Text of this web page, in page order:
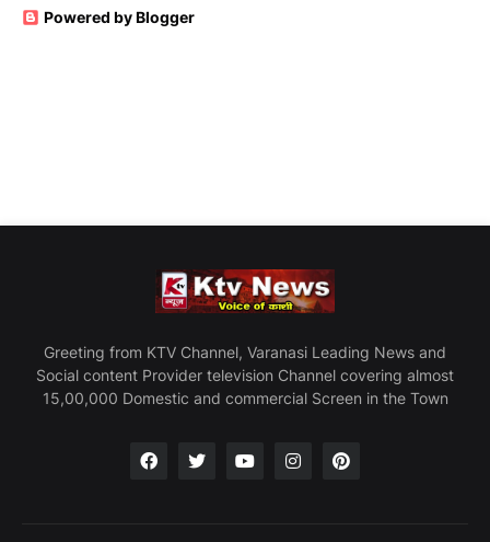
Powered by Blogger
Greeting from KTV Channel, Varanasi Leading News and
Social content Provider television Channel covering almost
15,00,000 Domestic and commercial Screen in the Town